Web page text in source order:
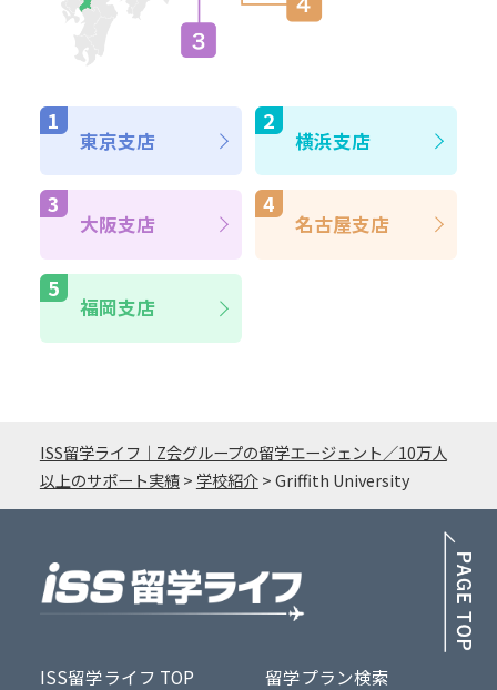
東京支店 横浜支店
大阪支店 名古屋支店
福岡支店
ISS留学ライフ｜Z会グループの留学エージェント／10万人
以上のサポート実績> 学校紹介>Griffith University
ISS留学ライフ TOP
留学プラン検索